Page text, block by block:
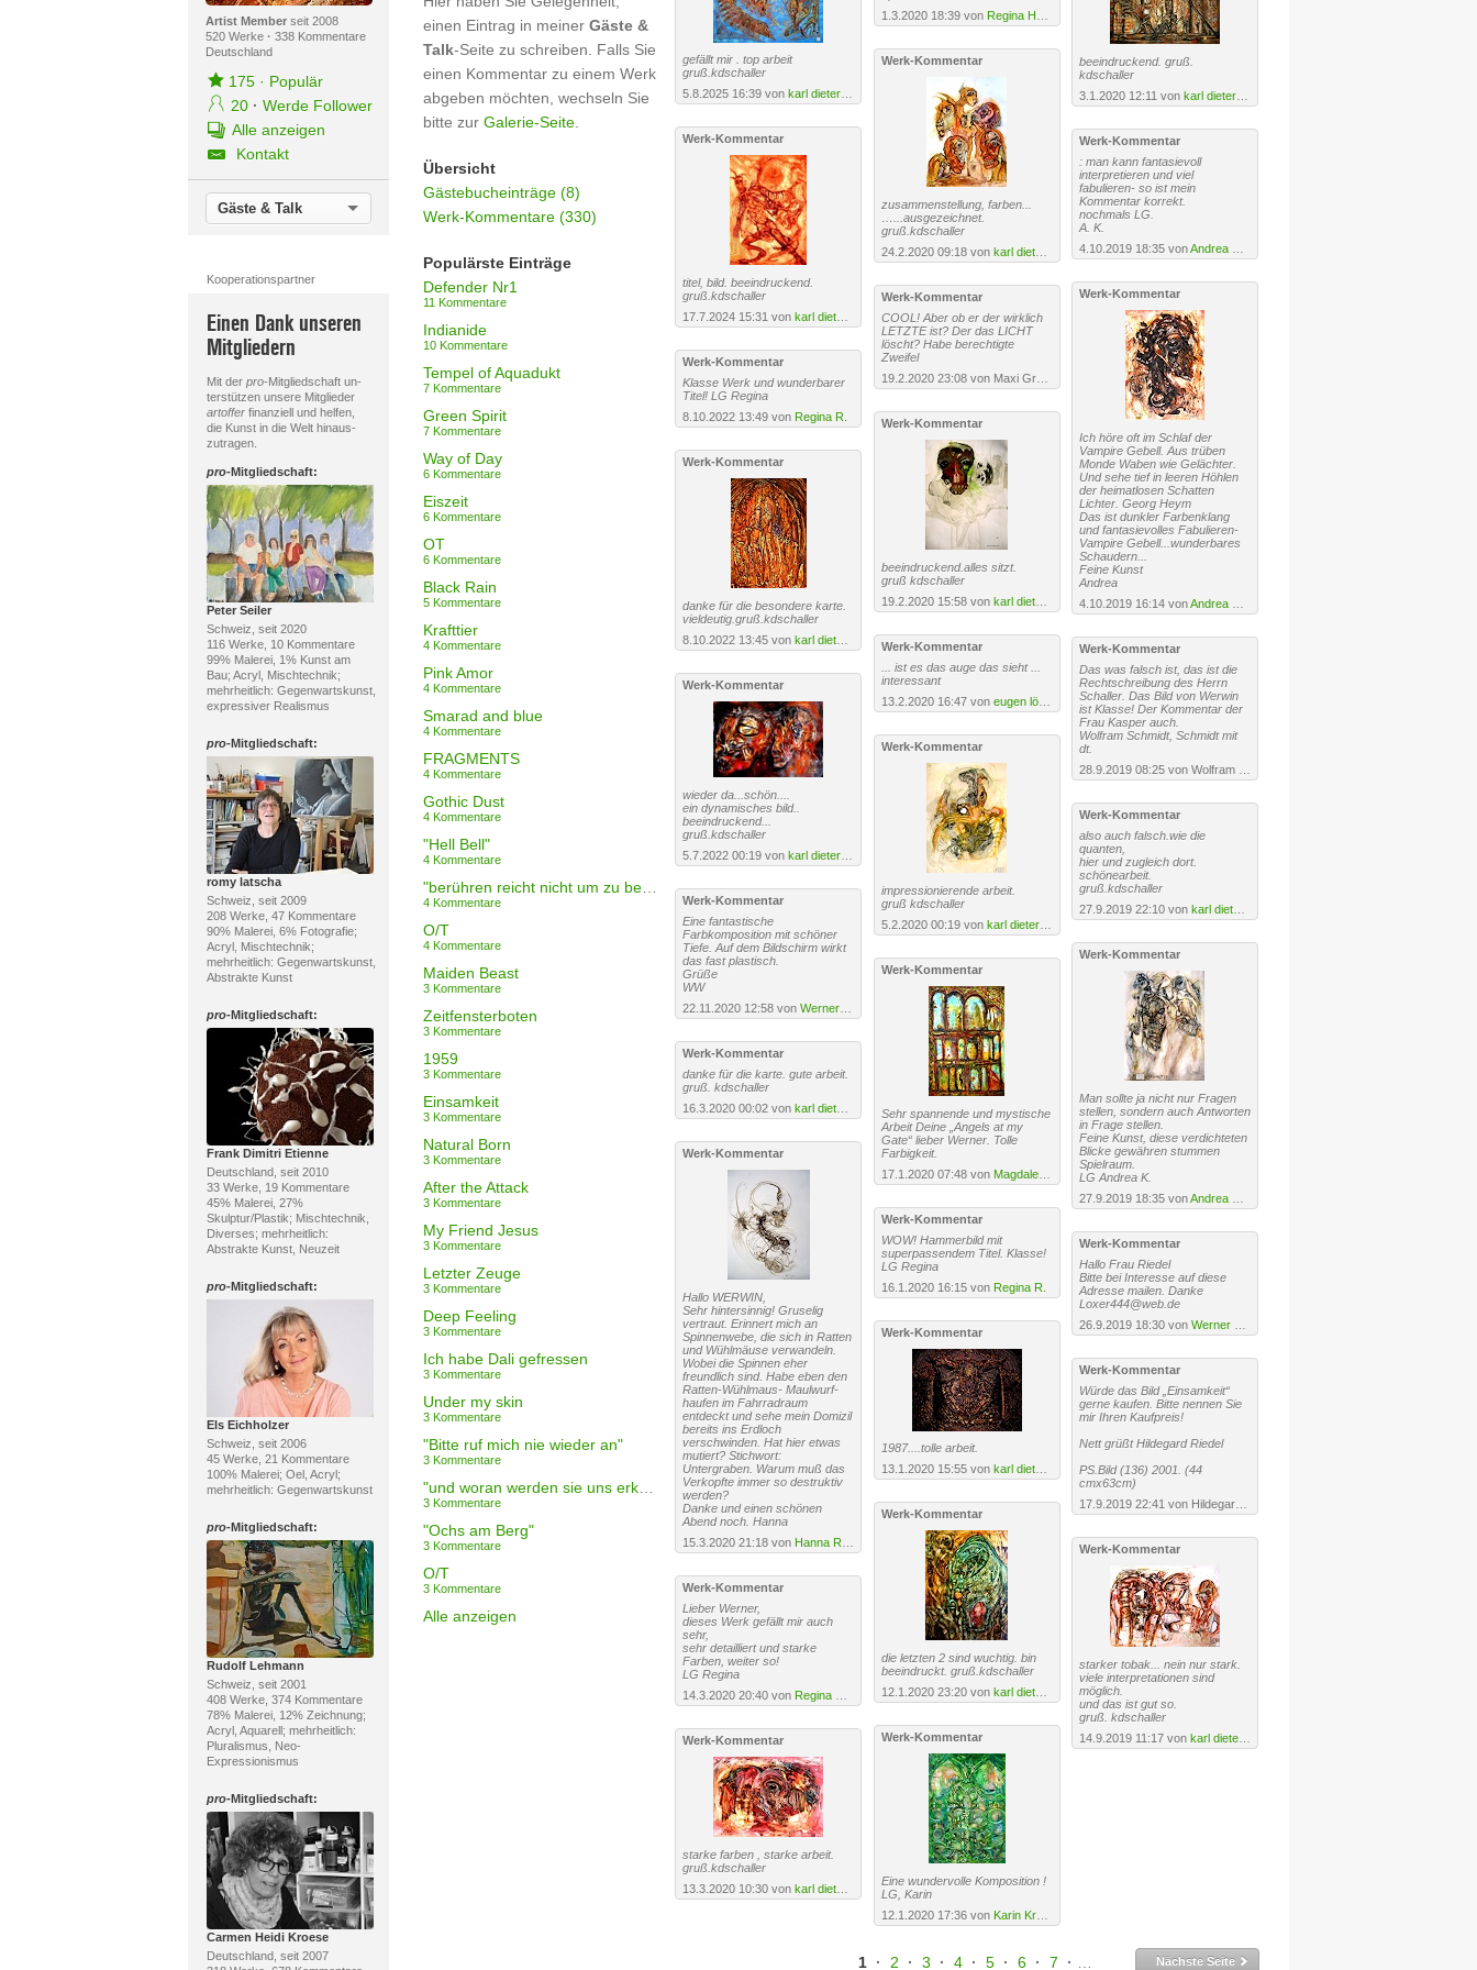
Artist Memberseit 2008
520 Werke · 338 Kommentare
Deutschland
175· Populär
20 · Werde Follower
Alle anzeigen
Kontakt
Gäste & Talk
Kooperationspartner
Einen Dank unseren
Mitgliedern
Mit der pro-Mitgliedschaft un-
terstützen unsere Mitglieder
artofferfinanziell und helfen,
die Kunst in die Welt hinaus-
zutragen.
pro-Mitgliedschaft:
Peter Seiler
Schweiz, seit 2020
116 Werke, 10 Kommentare
99% Malerei, 1% Kunst am
Bau; Acryl, Mischtechnik;
mehrheitlich: Gegenwartskunst,
expressiver Realismus
pro-Mitgliedschaft:
romy latscha
Schweiz, seit 2009
208 Werke, 47 Kommentare
90% Malerei, 6% Fotografie;
Acryl, Mischtechnik;
mehrheitlich: Gegenwartskunst,
Abstrakte Kunst
pro-Mitgliedschaft:
Frank Dimitri Etienne
Deutschland, seit 2010
33 Werke, 19 Kommentare
45% Malerei, 27%
Skulptur/Plastik; Mischtechnik,
Diverses; mehrheitlich:
Abstrakte Kunst, Neuzeit
pro-Mitgliedschaft:
Els Eichholzer
Schweiz, seit 2006
45 Werke, 21 Kommentare
100% Malerei; Oel, Acryl;
mehrheitlich: Gegenwartskunst
pro-Mitgliedschaft:
Rudolf Lehmann
Schweiz, seit 2001
408 Werke, 374 Kommentare
78% Malerei, 12% Zeichnung;
Acryl, Aquarell; mehrheitlich:
Pluralismus, Neo-
Expressionismus
pro-Mitgliedschaft:
Carmen Heidi Kroese
Deutschland, seit 2007
einen Eintrag in meiner Gäste &
Talk-Seite zu schreiben. Falls Sie
einen Kommentar zu einem Werk
abgeben möchten, wechseln Sie
bitte zur Galerie-Seite.
Übersicht
Gästebucheinträge (8)
Werk-Kommentare (330)
Populärste Einträge
Defender Nr1
11 Kommentare
Indianide
10 Kommentare
Tempel of Aquadukt
7 Kommentare
Green Spirit
7 Kommentare
Way of Day
6 Kommentare
Eiszeit
6 Kommentare
OT
6 Kommentare
Black Rain
5 Kommentare
Krafttier
4 Kommentare
Pink Amor
4 Kommentare
Smarad and blue
4 Kommentare
FRAGMENTS
4 Kommentare
Gothic Dust
4 Kommentare
"Hell Bell"
4 Kommentare
"berühren reicht nicht um zu begreifen"
4 Kommentare
O/T
4 Kommentare
Maiden Beast
3 Kommentare
Zeitfensterboten
3 Kommentare
1959
3 Kommentare
Einsamkeit
3 Kommentare
Natural Born
3 Kommentare
After the Attack
3 Kommentare
My Friend Jesus
3 Kommentare
Letzter Zeuge
3 Kommentare
Deep Feeling
3 Kommentare
Ich habe Dali gefressen
3 Kommentare
Under my skin
3 Kommentare
"Bitte ruf mich nie wieder an"
3 Kommentare
"und woran werden sie uns erkennen"
3 Kommentare
"Ochs am Berg"
3 Kommentare
O/T
3 Kommentare
Alle anzeigen
gefällt mir . top arbeit
gruß.kdschaller
5.8.2025 16:39 vonkarl dieter schaller
Werk-Kommentar
titel, bild. beeindruckend.
gruß.kdschaller
17.7.2024 15:31 vonkarl dieter schaller
Werk-Kommentar
Klasse Werk und wunderbarer
Titel! LG Regina
8.10.2022 13:49 von Regina R.
Werk-Kommentar
danke für die besondere karte.
vieldeutig.gruß.kdschaller
8.10.2022 13:45 vonkarl dieter schaller
Werk-Kommentar
wieder da...schön....
ein dynamisches bild..
beeindruckend...
gruß.kdschaller
5.7.2022 00:19 vonkarl dieter schaller
Werk-Kommentar
Eine fantastische
Farbkomposition mit schöner
Tiefe. Auf dem Bildschirm wirkt
das fast plastisch.
Grüße
WW
22.11.2020 12:58 vonWerner W. Steber
Werk-Kommentar
danke für die karte. gute arbeit.
gruß. kdschaller
16.3.2020 00:02 vonkarl dieter schaller
Werk-Kommentar
Hallo WERWIN,
Sehr hintersinnig! Gruselig
vertraut. Erinnert mich an
Spinnenwebe, die sich in Ratten
und Wühlmäuse verwandeln.
Wobei die Spinnen eher
freundlich sind. Habe eben den
Ratten-Wühlmaus- Maulwurf-
haufen im Fahrradraum
entdeckt und sehe mein Domizil
bereits ins Erdloch
verschwinden. Hat hier etwas
mutiert? Stichwort:
Untergraben. Warum muß das
Verkopfte immer so destruktiv
werden?
Danke und einen schönen
Abend noch. Hanna
15.3.2020 21:18 von Hanna Rheinz
Werk-Kommentar
Lieber Werner,
dieses Werk gefällt mir auch
sehr,
sehr detailliert und starke
Farben, weiter so!
LG Regina
14.3.2020 20:40 von Regina Hermann
Werk-Kommentar
starke farben , starke arbeit.
gruß.kdschaller
13.3.2020 10:30 vonkarl dieter schaller
1.3.2020 18:39 von Regina Hermann
Werk-Kommentar
zusammenstellung, farben...
…...ausgezeichnet.
gruß.kdschaller
24.2.2020 09:18 von karl dieter schaller
Werk-Kommentar
COOL! Aber ob er der wirklich
LETZTE ist? Der das LICHT
löscht? Habe berechtigte
Zweifel
19.2.2020 23:08 von Maxi Gruber
Werk-Kommentar
beeindruckend.alles sitzt.
gruß kdschaller
19.2.2020 15:58 von karl dieter schaller
Werk-Kommentar
... ist es das auge das sieht ...
interessant
13.2.2020 16:47 von eugen lötscher
Werk-Kommentar
impressionierende arbeit.
gruß kdschaller
5.2.2020 00:19 von karl dieter schaller
Werk-Kommentar
Sehr spannende und mystische
Arbeit Deine „Angels at my
Gate“ lieber Werner. Tolle
Farbigkeit.
17.1.2020 07:48 von Magdalena Oppelt
Werk-Kommentar
WOW! Hammerbild mit
superpassendem Titel. Klasse!
LG Regina
16.1.2020 16:15 von Regina R.
Werk-Kommentar
1987....tolle arbeit.
13.1.2020 15:55 von karl dieter schaller
Werk-Kommentar
die letzten 2 sind wuchtig. bin
beeindruckt. gruß.kdschaller
12.1.2020 23:20 von karl dieter schaller
Werk-Kommentar
Eine wundervolle Komposition !
LG, Karin
12.1.2020 17:36 von Karin Kraus
beeindruckend. gruß.
kdschaller
3.1.2020 12:11 von karl dieter schaller
Werk-Kommentar
: man kann fantasievoll
interpretieren und viel
fabulieren- so ist mein
Kommentar korrekt.
nochmals LG.
A. K.
4.10.2019 18:35 vonAndrea Kasper
Werk-Kommentar
Ich höre oft im Schlaf der
Vampire Gebell. Aus trüben
Monde Waben wie Gelächter.
Und sehe tief in leeren Höhlen
der heimatlosen Schatten
Lichter. Georg Heym
Das ist dunkler Farbenklang
und fantasievolles Fabulieren-
Vampire Gebell...wunderbares
Schaudern...
Feine Kunst
Andrea
4.10.2019 16:14 vonAndrea Kasper
Werk-Kommentar
Das was falsch ist, das ist die
Rechtschreibung des Herrn
Schaller. Das Bild von Werwin
ist Klasse! Der Kommentar der
Frau Kasper auch.
Wolfram Schmidt, Schmidt mit
dt.
Werk-Kommentar
also auch falsch.wie die
quanten,
hier und zugleich dort.
schönearbeit.
gruß.kdschaller
27.9.2019 22:10 von karl dieter schaller
Werk-Kommentar
Man sollte ja nicht nur Fragen
stellen, sondern auch Antworten
in Frage stellen.
Feine Kunst, diese verdichteten
Blicke gewähren stummen
Spielraum.
LG Andrea K.
27.9.2019 18:35 vonAndrea Kasper
Werk-Kommentar
Hallo Frau Riedel
Bitte bei Interesse auf diese
Adresse mailen. Danke
Loxer444@web.de
26.9.2019 18:30 von Werner Winkler
Werk-Kommentar
Würde das Bild „Einsamkeit“
gerne kaufen. Bitte nennen Sie
mir Ihren Kaufpreis!
Nett grüßt Hildegard Riedel
PS.Bild (136) 2001. (44
cmx63cm)
17.9.2019 22:41 von Hildegard Riedel
Werk-Kommentar
starker tobak... nein nur stark.
viele interpretationen sind
möglich.
und das ist gut so.
gruß. kdschaller
14.9.2019 11:17 von karl dieter schaller
1 · 2 · 3 · 4 · 5 · 6 · 7 · 10 · 11 · 12
Nächste Seite